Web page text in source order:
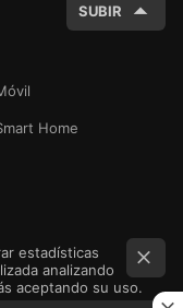
SUBIR
Home
estadísticas
analizando
aceptando su uso.